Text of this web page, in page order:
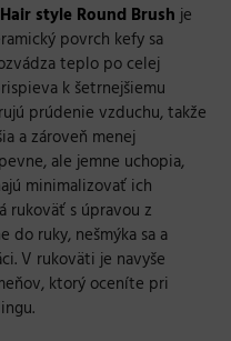
style Round Brushje
povrch kefy sa
teplo po celej
k šetrnejšiemu
prúdenie vzduchu, takže
a zároveň menej
ale jemne uchopia,
minimalizovať ich
rukoväť s úpravou z
do ruky, nešmýka sa a
V rukoväti je navyše
ktorý oceníte pri